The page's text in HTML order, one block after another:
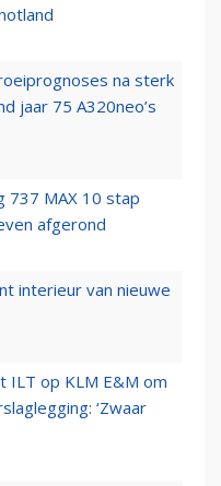
na sterk
jaar 75 A320neo’s
737 MAX 10 stap
afgerond
interieur van nieuwe
ILT op KLM E&M om
‘Zwaar